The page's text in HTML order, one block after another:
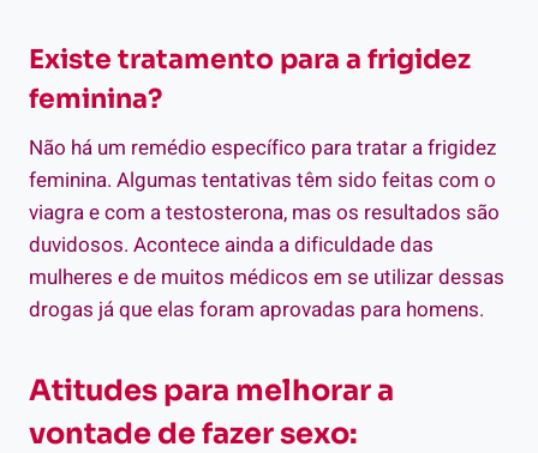
Existe tratamento para a frigidez
feminina?
Não há um remédio específico para tratar a frigidez
feminina. Algumas tentativas têm sido feitas com o
viagra e com a testosterona, mas os resultados são
duvidosos. Acontece ainda a dificuldade das
mulheres e de muitos médicos em se utilizar dessas
drogas já que elas foram aprovadas para homens.
Atitudes para melhorar a
vontade de fazer sexo: